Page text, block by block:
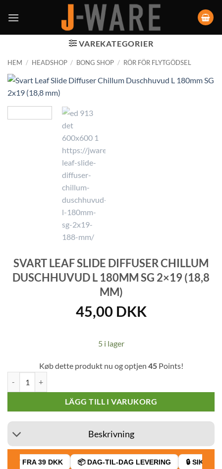
VAREKATEGORIER
HEM / HEADSHOP / BONG SHOP / RÖR FÖR FLYTGÖDSEL
SVART LEAF SLIDE DIFFUSER CHILLUM
DUSCHHUVUD L 180MM SG 2×19 (18,8
MM)
45,00 DKK
5 i lager
Køb dette produkt nu og optjen 45Points!
LÄGG TILL I VARUKORG
Beskrivning
FRA 39 DKK 📦 DAG-TIL-DAG LEVERING 🔒 SIKKER